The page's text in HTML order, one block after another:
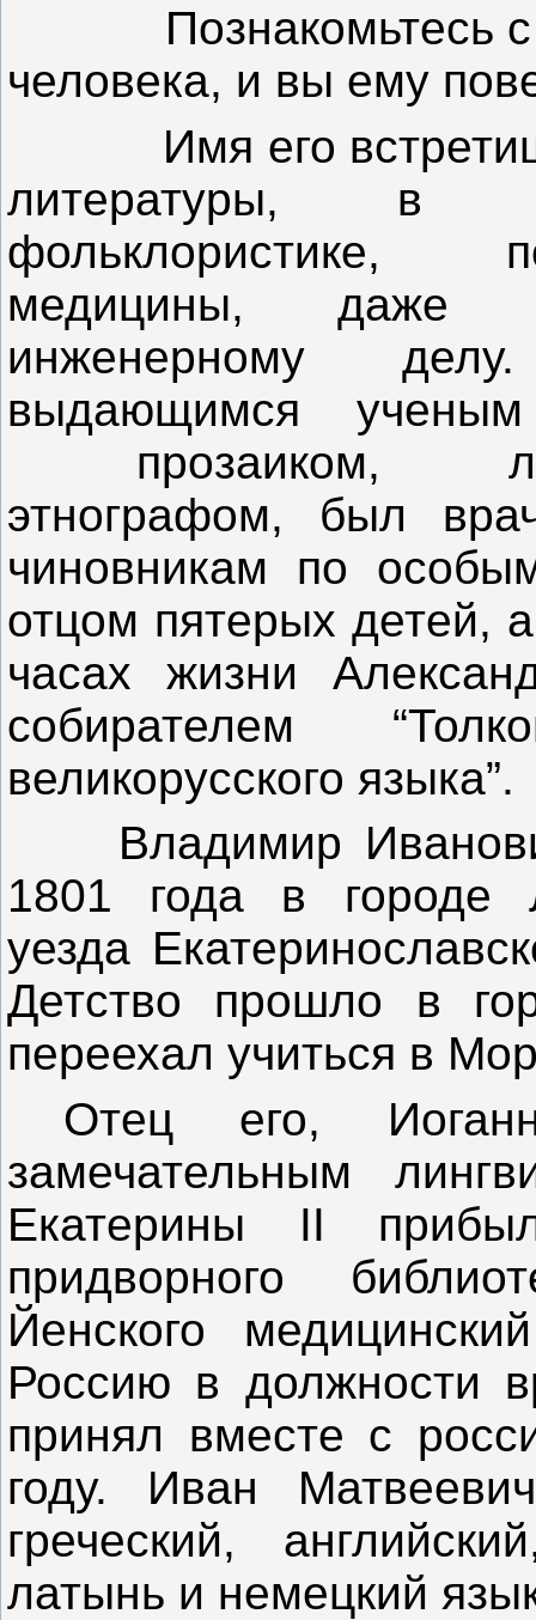
Познакомьтесь с
человека, и вы ему
Имя его
литературы, в
фольклористике,
медицины, даже
инженерному
выдающимся ученым
прозаиком,
этнографом, был
чиновникам по
отцом пятерых детей,
часах жизни
собирателем
великорусского языка”.
Владимир
1801 года в городе
уезда
Детство прошло в
переехал учиться в
Отец его,
замечательным
Екатерины II
придворного
Йенского
Россию в должности
принял вместе с
году. Иван
греческий,
латынь и немецкий